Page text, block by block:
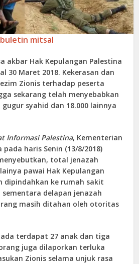
buletin mitsal
akbar Hak Kepulangan Palestina
30 Maret 2018. Kekerasan dan
Zionis terhadap peserta
sekarang telah menyebabkan
syahid dan 18.000 lainnya
Informasi Palestina, Kementerian
haris Senin (13/8/2018)
total jenazah
pawai Hak Kepulangan
dipindahkan ke rumah sakit
sementara delapan jenazah
masih ditahan oleh otoritas
terdapat 27 anak dan tiga
juga dilaporkan terluka
Zionis selama unjuk rasa